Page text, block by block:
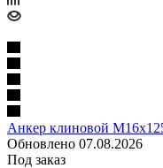
Анкер клиновой
Обновлено 07.08.2026
Под заказ